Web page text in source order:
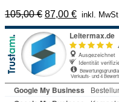
105,00€ Ursprünglicher
Preis
war:
105,00 €
87,00 €Aktueller
Preis
ist:
87,00 €.
inkl. MwSt.